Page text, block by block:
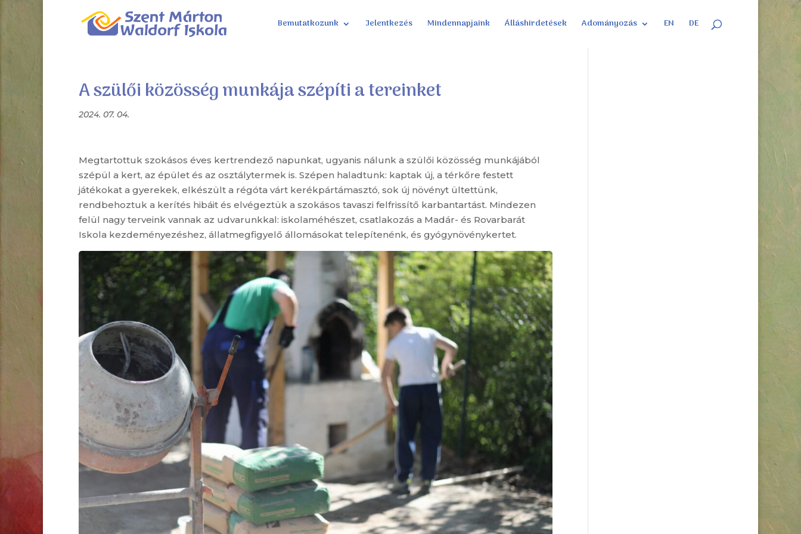
Bemutatkozunk Jelentkezés Mindennapjaink Álláshirdetések Adományozás EN DE
A szülői közösség munkája szépíti a tereinket
2024. 07. 04.
Megtartottuk szokásos éves kertrendező napunkat, ugyanis nálunk a szülői közösség munkájából
szépül a kert, az épület és az osztálytermek is. Szépen haladtunk: kaptak új, a térkőre festett
játékokat a gyerekek, elkészült a régóta várt kerékpártámasztó, sok új növényt ültettünk,
rendbehoztuk a kerítés hibáit és elvégeztük a szokásos tavaszi felfrissítő karbantartást. Mindezen
felül nagy terveink vannak az udvarunkkal: iskolaméhészet, csatlakozás a Madár- és Rovarbarát
Iskola kezdeményezéshez, állatmegfigyelő állomásokat telepítenénk, és gyógynövénykertet.